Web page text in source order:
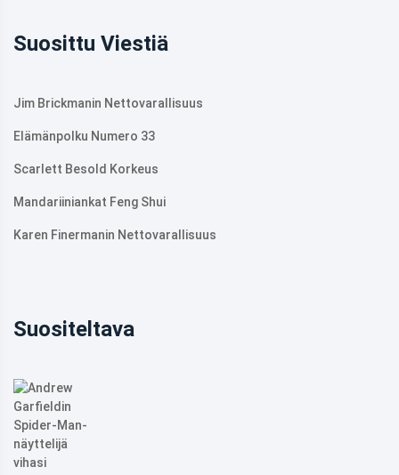
Suosittu Viestiä
Jim Brickmanin Nettovarallisuus
Elämänpolku Numero 33
Scarlett Besold Korkeus
Mandariiniankat Feng Shui
Karen Finermanin Nettovarallisuus
Suositeltava